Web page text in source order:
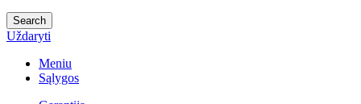
Search
Uždaryti
Meniu
Sąlygos